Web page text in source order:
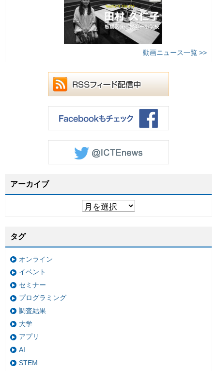
動画ニュース一覧 >>
アーカイブ
タグ
オンライン
イベント
セミナー
プログラミング
調査結果
大学
アプリ
AI
STEM